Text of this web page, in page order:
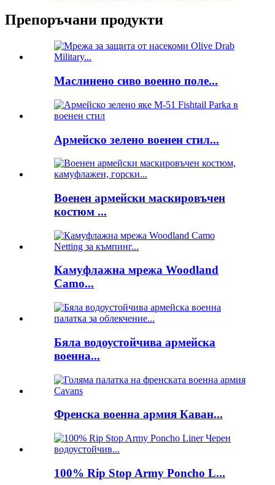
Препоръчани продукти
Маслинено сиво военно поле...
Армейско зелено военен стил...
Военен армейски маскировъчен
костюм ...
Камуфлажна мрежа Woodland
Camo...
Бяла водоустойчива армейска
военна...
Френска военна армия Каван...
100% Rip Stop Army Poncho L...